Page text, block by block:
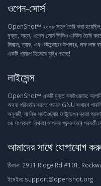
ওপেন-সোর্স
OpenShot™ ২০০৮ সালে তৈরি করা হয়েছিল,
মুক্ত, সহজ, ওপেন-সোর্স ভিডিও এডিটর তৈরি
লিনাক্স, ম্যাক, এবং উইন্ডোজে উপলব্ধ, লক্ষ লক্ষ
একটি প্রকল্প হিসেবে বৃদ্ধি পাচ্ছে!
লাইসেন্স
OpenShot™ একটি মুক্ত সফটওয়্যার: আপনি
অথবা পরিবর্তন করতে পারেন GNU সাধারণ
অনুযায়ী, যা ফ্রি সফটওয়্যার ফাউন্ডেশন দ্বারা
৩য় সংস্করণ অথবা (আপনার পছন্দমতো) পরবর্তী
আমাদের সাথে যোগাযোগ
ঠিকানা: 2931 Ridge Rd #101,
ইমেইল: support@openshot.org